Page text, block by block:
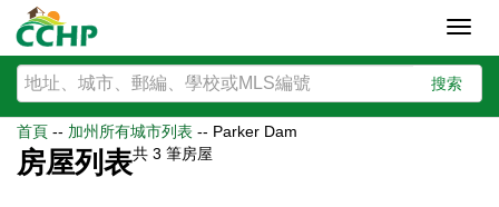
搜索
首頁 -- 加州所有城市列表 -- Parker Dam
房屋列表共 3 筆房屋